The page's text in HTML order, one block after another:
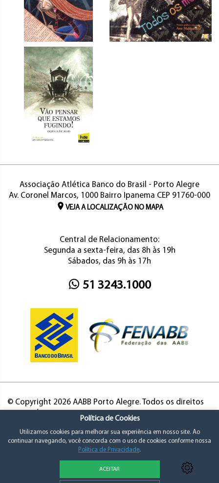
Associação Atlética Banco do Brasil - Porto Alegre
Av. Coronel Marcos, 1000 Bairro Ipanema CEP 91760-000
VEJA A LOCALIZAÇÃO NO MAPA
Central de Relacionamento:
Segunda a sexta-feira, das 8h às 19h
Sábados, das 9h às 17h
51 3243.1000
© Copyright 2026 AABB Porto Alegre. Todos os direitos
Política de Cookies
Utilizamos cookies para melhorar sua experiência em nosso site. Ao
continuar navegando, você concorda com o uso de cookies conforme nossa
Política de Privacidade.
ACEITAR